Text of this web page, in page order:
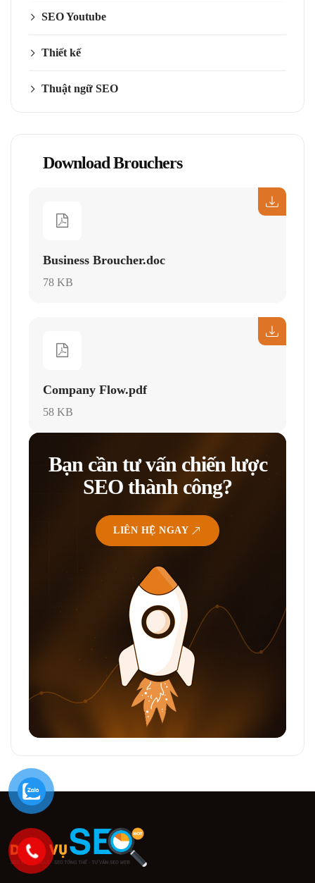
SEO Youtube
Thiết kế
Thuật ngữ SEO
Download Brouchers
Business Broucher.doc
78 KB
Company Flow.pdf
58 KB
Bạn cần tư vấn chiến lược
SEO thành công?
LIÊN HỆ NGAY